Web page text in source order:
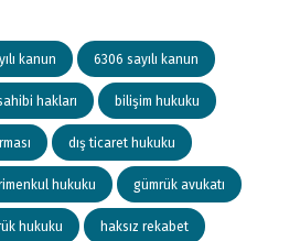
kanun 6306 sayılı kanun
hakları bilişim hukuku
dış ticaret hukuku
hukuku gümrük avukatı
hukuku haksız rekabet